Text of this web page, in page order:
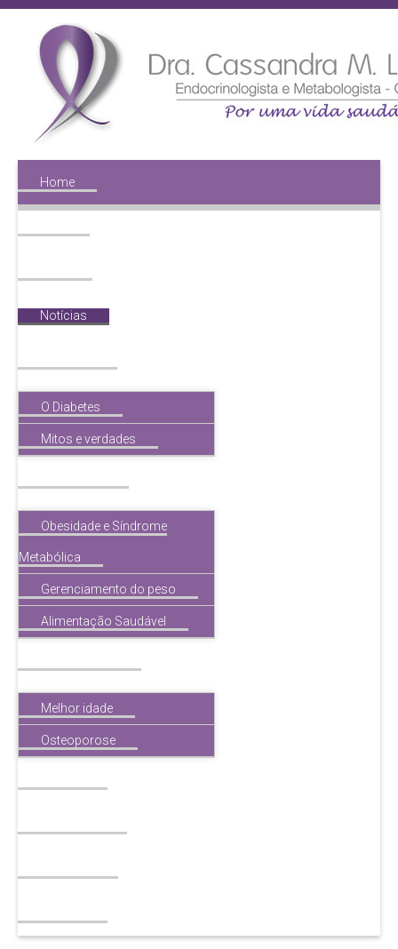
Home
Notícias
O Diabetes
Mitos e verdades
Obesidade e Síndrome
Metabólica
Gerenciamento do peso
Alimentação Saudável
Melhor idade
Osteoporose